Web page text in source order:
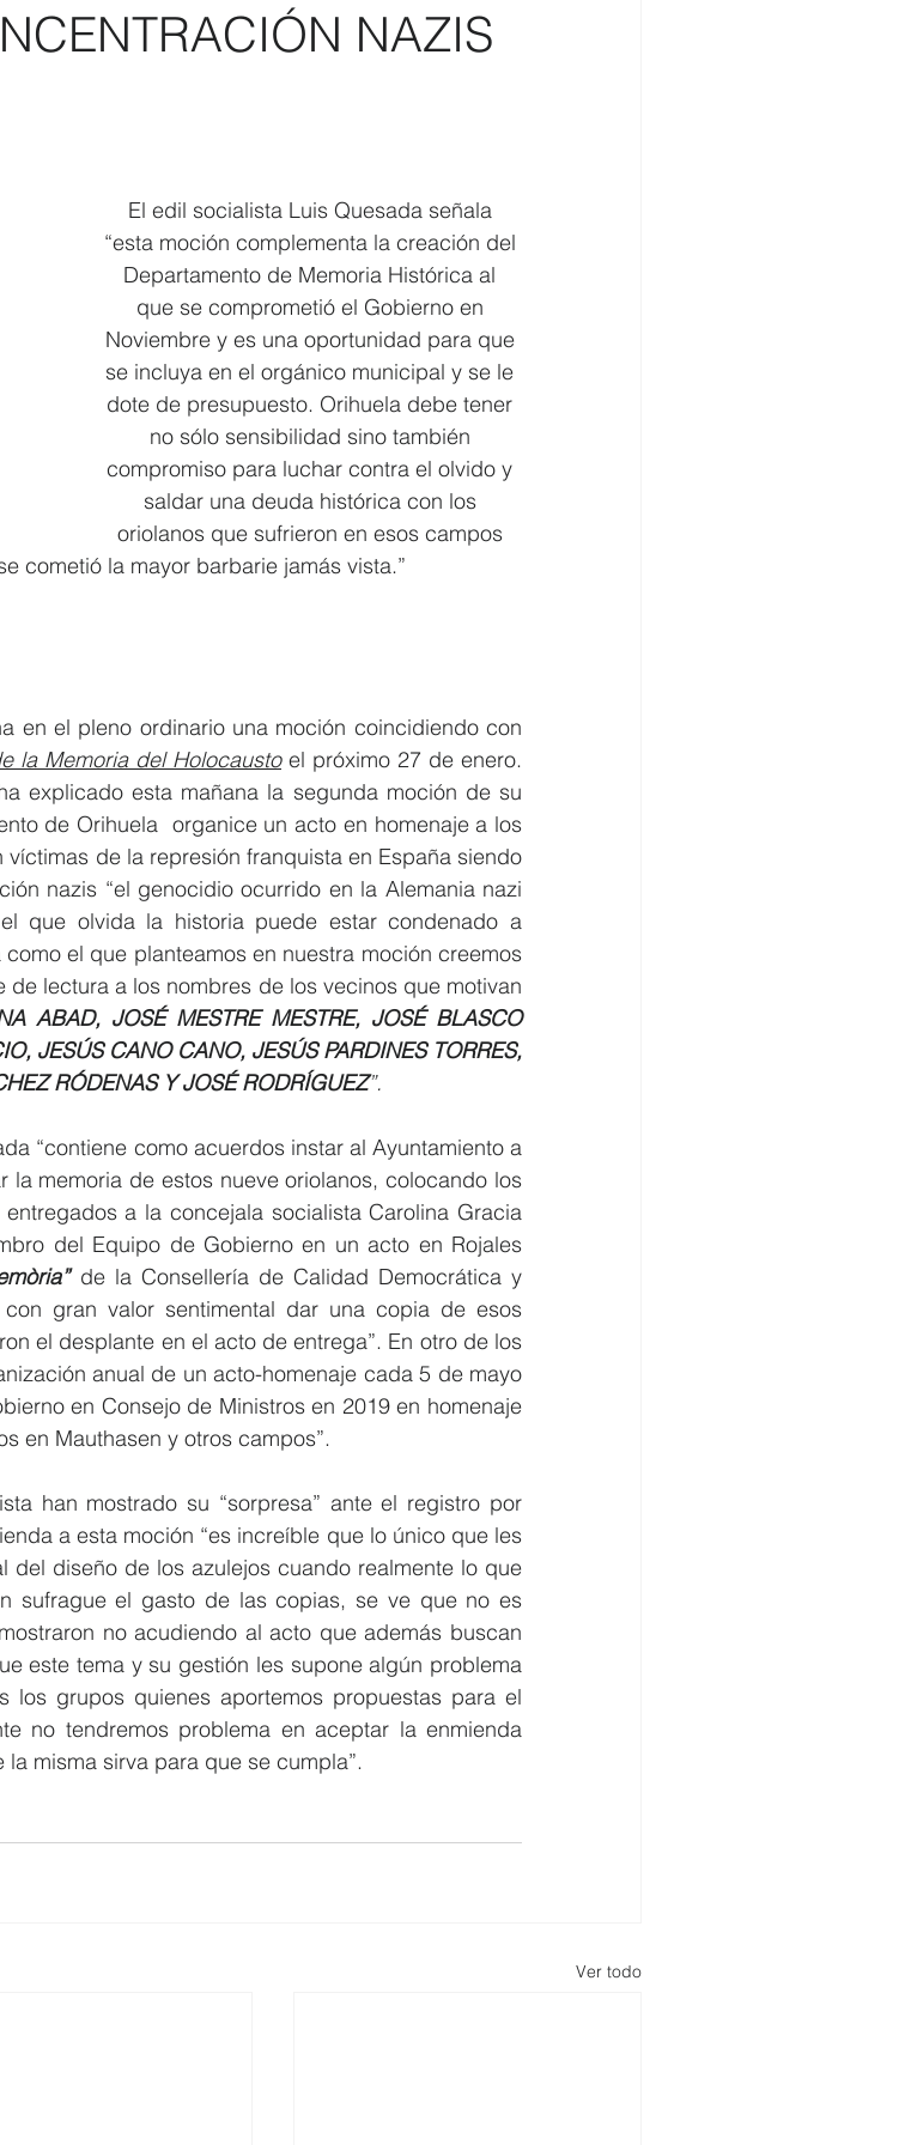
NAZIS
El edil socialista Luis Quesada señala
“esta moción complementa la creación del
Departamento de Memoria Histórica al
que se comprometió el Gobierno en
Noviembre y es una oportunidad para que
se incluya en el orgánico municipal y se le
dote de presupuesto. Orihuela debe tener
no sólo sensibilidad sino también
compromiso para luchar contra el olvido y
saldar una deuda histórica con los
oriolanos que sufrieron en esos campos
cometió la mayor barbarie jamás vista.”
en el pleno ordinario una moción coincidiendo con
la Memoria del Holocausto
explicado esta mañana la segunda moción de su
de Orihuela  organice un acto en homenaje a los
de la represión franquista en España siendo
nazis “el genocidio ocurrido en la Alemania nazi
que olvida la historia puede estar condenado a
el que planteamos en nuestra moción creemos
lectura a los nombres de los vecinos que motivan
ABAD, JOSÉ MESTRE MESTRE, JOSÉ BLASCO
JESÚS CANO CANO, JESÚS PARDINES TORRES,
RÓDENAS Y JOSÉ RODRÍGUEZ”.
“contiene como acuerdos instar al Ayuntamiento a
memoria de estos nueve oriolanos, colocando los
a la concejala socialista Carolina Gracia
del Equipo de Gobierno en un acto en Rojales
de la Consellería de Calidad Democrática y
gran valor sentimental dar una copia de esos
el desplante en el acto de entrega”. En otro de los
anual de un acto-homenaje cada 5 de mayo
en Consejo de Ministros en 2019 en homenaje
en Mauthasen y otros campos”.
han mostrado su “sorpresa” ante el registro por
a esta moción “es increíble que lo único que les
del diseño de los azulejos cuando realmente lo que
sufrague el gasto de las copias, se ve que no es
no acudiendo al acto que además buscan
este tema y su gestión les supone algún problema
grupos quienes aportemos propuestas para el
no tendremos problema en aceptar la enmienda
misma sirva para que se cumpla”.
Ver todo